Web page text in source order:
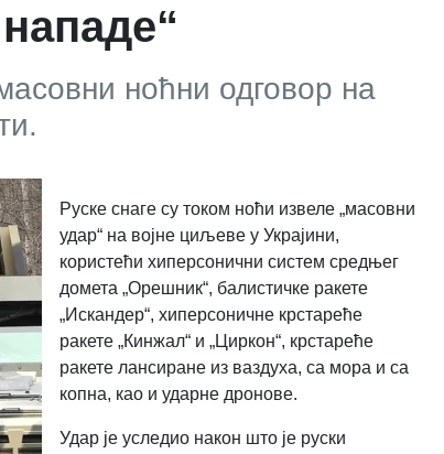
ноћни одговор на
Руске снаге су током ноћи извеле „масовни
удар“ на војне циљеве у Украјини,
користећи хиперсонични систем средњег
домета „Орешник“, балистичке ракете
„Искандер“, хиперсоничне крстареће
ракете „Кинжал“ и „Циркон“, крстареће
ракете лансиране из ваздуха, са мора и са
копна, као и ударне дронове.
Удар је уследио након што је руски